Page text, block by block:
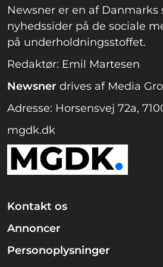
Newsner er en af Danmarks
nyhedssider på de sociale
på underholdningsstoffet.
Redaktør: Emil Martesen
Newsner drives af Media
Adresse: Horsensvej 72a,
mgdk.dk
Kontakt os
Annoncer
Personoplysninger